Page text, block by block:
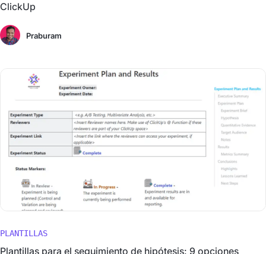
ClickUp
Praburam
PLANTILLAS
Plantillas para el seguimiento de hipótesis: 9 opciones